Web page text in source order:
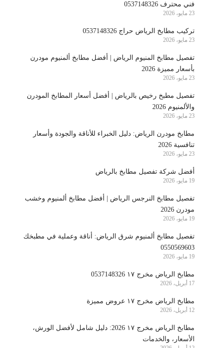
فني محترف 0537148326
23 مايو، 2026
تركيب مطابخ الرياض حراج 0537148326
23 مايو، 2026
تفصيل مطابخ المنيوم الرياض | أفضل مطابخ ألمنيوم مودرن
بأسعار مميزة 2026
23 مايو، 2026
تفصيل مطبخ رخيص بالرياض | أفضل أسعار المطابخ المودرن
والألمنيوم 2026
23 مايو، 2026
مطابخ مودرن الرياض: دليل الخبراء للأناقة والجودة وأسعار
تنافسية 2026
23 مايو، 2026
أفضل شركة تفصيل مطابخ بالرياض
19 مايو، 2026
تفصيل مطابخ النرجس الرياض | أفضل مطابخ ألمنيوم وخشب
مودرن 2026
19 مايو، 2026
تفصيل مطابخ ألمنيوم شرق الرياض: أناقة وعملية في مطبخك
0550569603
19 مايو، 2026
مطابخ الرياض مخرج ١٧ 0537148326
17 أبريل، 2026
مطابخ الرياض مخرج ١٧ عروض مميزة
12 أبريل، 2026
مطابخ الرياض مخرج ١٧ 2026: دليل شامل لأفضل الورش،
الأسعار، والخدمات